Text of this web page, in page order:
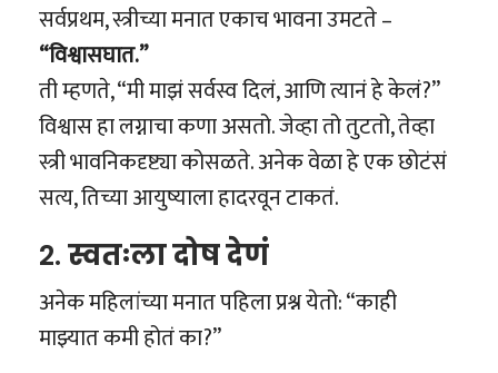
सर्वप्रथम, स्त्रीच्या मनात एकाच भावना उमटते –
“विश्वासघात.”
ती म्हणते, “मी माझं सर्वस्व दिलं, आणि त्यानं हे केलं?”
विश्वास हा लग्नाचा कणा असतो. जेव्हा तो तुटतो, तेव्हा
स्त्री भावनिकदृष्ट्या कोसळते. अनेक वेळा हे एक छोटंसं
सत्य, तिच्या आयुष्याला हादरवून टाकतं.
2. स्वतःला दोष देणं
अनेक महिलांच्या मनात पहिला प्रश्न येतो: “काही
माझ्यात कमी होतं का?”